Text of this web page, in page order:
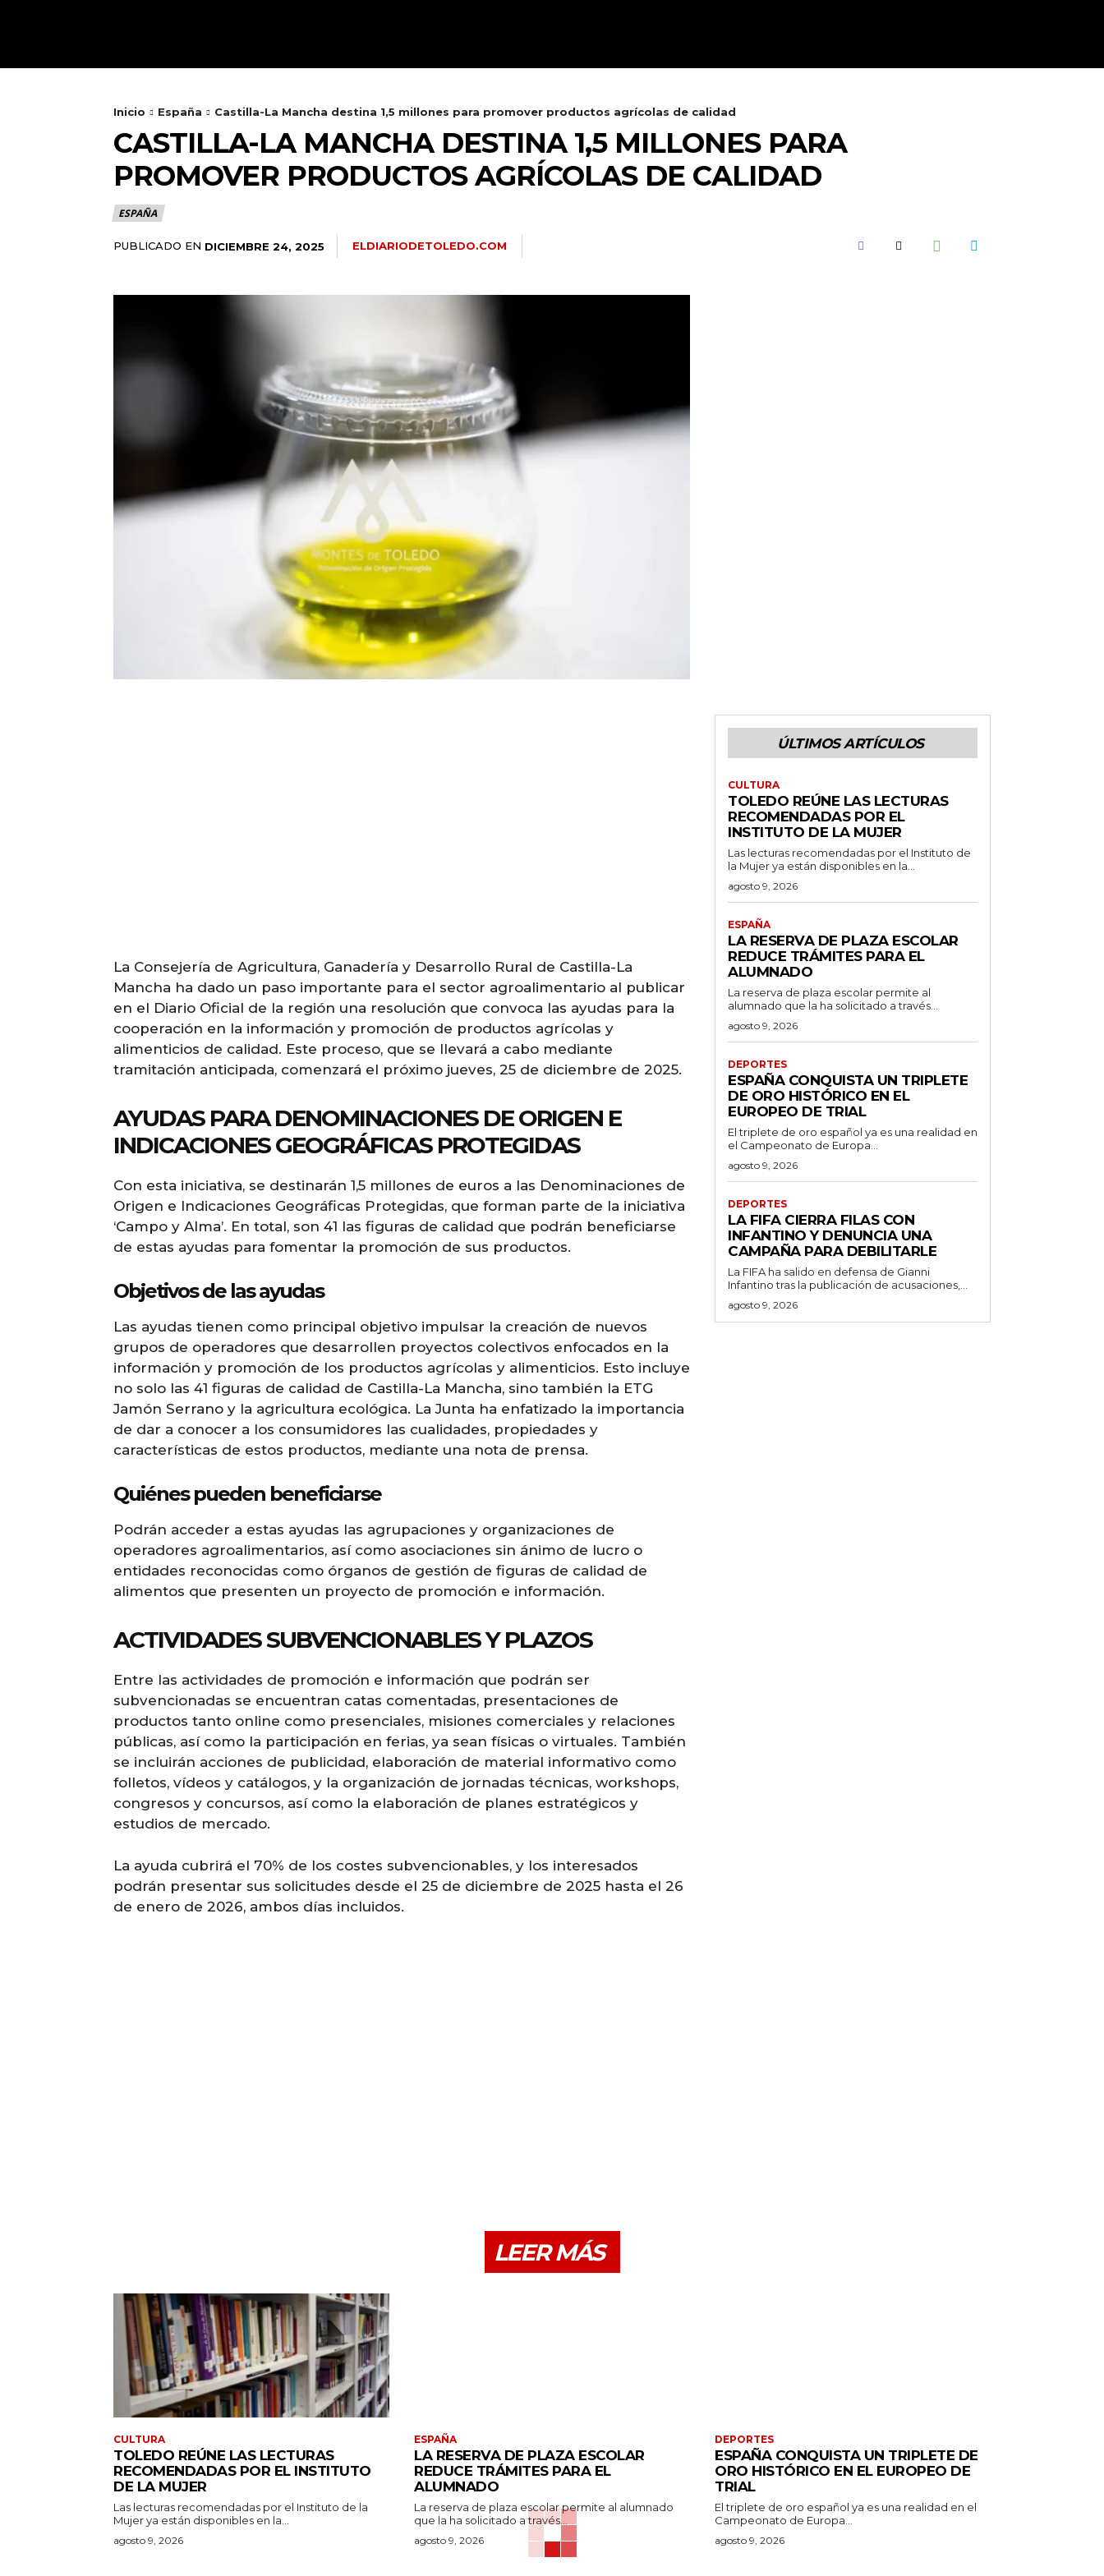
Inicio España Castilla-La Mancha destina 1,5 millones para promover productos agrícolas de calidad
CASTILLA-LA MANCHA DESTINA 1,5 MILLONES PARA
PROMOVER PRODUCTOS AGRÍCOLAS DE CALIDAD
ESPAÑA
PUBLICADO EN DICIEMBRE 24, 2025 ELDIARIODETOLEDO.COM
La Consejería de Agricultura, Ganadería y Desarrollo Rural de Castilla-La
Mancha ha dado un paso importante para el sector agroalimentario al publicar
en el Diario Oficial de la región una resolución que convoca las ayudas para la
cooperación en la información y promoción de productos agrícolas y
alimenticios de calidad. Este proceso, que se llevará a cabo mediante
tramitación anticipada, comenzará el próximo jueves, 25 de diciembre de 2025.
AYUDAS PARA DENOMINACIONES DE ORIGEN E
INDICACIONES GEOGRÁFICAS PROTEGIDAS
Con esta iniciativa, se destinarán 1,5 millones de euros a las Denominaciones de
Origen e Indicaciones Geográficas Protegidas, que forman parte de la iniciativa
‘Campo y Alma’. En total, son 41 las figuras de calidad que podrán beneficiarse
de estas ayudas para fomentar la promoción de sus productos.
Objetivos de las ayudas
Las ayudas tienen como principal objetivo impulsar la creación de nuevos
grupos de operadores que desarrollen proyectos colectivos enfocados en la
información y promoción de los productos agrícolas y alimenticios. Esto incluye
no solo las 41 figuras de calidad de Castilla-La Mancha, sino también la ETG
Jamón Serrano y la agricultura ecológica. La Junta ha enfatizado la importancia
de dar a conocer a los consumidores las cualidades, propiedades y
características de estos productos, mediante una nota de prensa.
Quiénes pueden beneficiarse
Podrán acceder a estas ayudas las agrupaciones y organizaciones de
operadores agroalimentarios, así como asociaciones sin ánimo de lucro o
entidades reconocidas como órganos de gestión de figuras de calidad de
alimentos que presenten un proyecto de promoción e información.
ACTIVIDADES SUBVENCIONABLES Y PLAZOS
Entre las actividades de promoción e información que podrán ser
subvencionadas se encuentran catas comentadas, presentaciones de
productos tanto online como presenciales, misiones comerciales y relaciones
públicas, así como la participación en ferias, ya sean físicas o virtuales. También
se incluirán acciones de publicidad, elaboración de material informativo como
folletos, vídeos y catálogos, y la organización de jornadas técnicas, workshops,
congresos y concursos, así como la elaboración de planes estratégicos y
estudios de mercado.
La ayuda cubrirá el 70% de los costes subvencionables, y los interesados
podrán presentar sus solicitudes desde el 25 de diciembre de 2025 hasta el 26
de enero de 2026, ambos días incluidos.
ÚLTIMOS ARTÍCULOS
CULTURA
TOLEDO REÚNE LAS LECTURAS
RECOMENDADAS POR EL
INSTITUTO DE LA MUJER
Las lecturas recomendadas por el Instituto de
la Mujer ya están disponibles en la...
agosto 9, 2026
ESPAÑA
LA RESERVA DE PLAZA ESCOLAR
REDUCE TRÁMITES PARA EL
ALUMNADO
La reserva de plaza escolar permite al
alumnado que la ha solicitado a través...
agosto 9, 2026
DEPORTES
ESPAÑA CONQUISTA UN TRIPLETE
DE ORO HISTÓRICO EN EL
EUROPEO DE TRIAL
El triplete de oro español ya es una realidad en
el Campeonato de Europa...
agosto 9, 2026
DEPORTES
LA FIFA CIERRA FILAS CON
INFANTINO Y DENUNCIA UNA
CAMPAÑA PARA DEBILITARLE
La FIFA ha salido en defensa de Gianni
Infantino tras la publicación de acusaciones,...
agosto 9, 2026
LEER MÁS
CULTURA
TOLEDO REÚNE LAS LECTURAS
RECOMENDADAS POR EL INSTITUTO
DE LA MUJER
Las lecturas recomendadas por el Instituto de la
Mujer ya están disponibles en la...
agosto 9, 2026
ESPAÑA
LA RESERVA DE PLAZA ESCOLAR
REDUCE TRÁMITES PARA EL
ALUMNADO
La reserva de plaza escolar permite al alumnado
que la ha solicitado a través...
agosto 9, 2026
DEPORTES
ESPAÑA CONQUISTA UN TRIPLETE DE
ORO HISTÓRICO EN EL EUROPEO DE
TRIAL
El triplete de oro español ya es una realidad en el
Campeonato de Europa...
agosto 9, 2026